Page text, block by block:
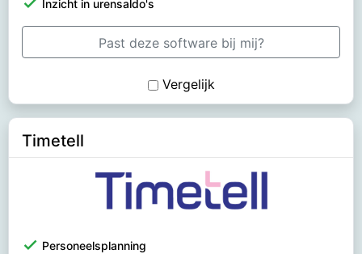
check Inzicht in urensaldo's
Past deze software bij mij?
Vergelijk
Timetell
check Personeelsplanning